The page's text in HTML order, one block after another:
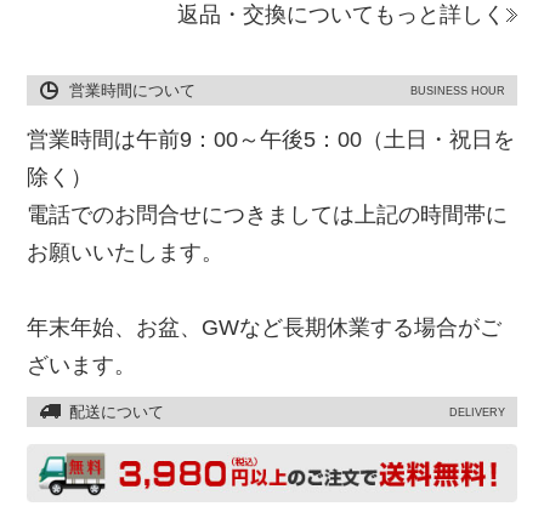
返品・交換についてもっと詳しく
営業時間について BUSINESS HOUR
営業時間は午前9：00～午後5：00（土日・祝日を
除く）
電話でのお問合せにつきましては上記の時間帯に
お願いいたします。
年末年始、お盆、GWなど長期休業する場合がご
ざいます。
配送について DELIVERY